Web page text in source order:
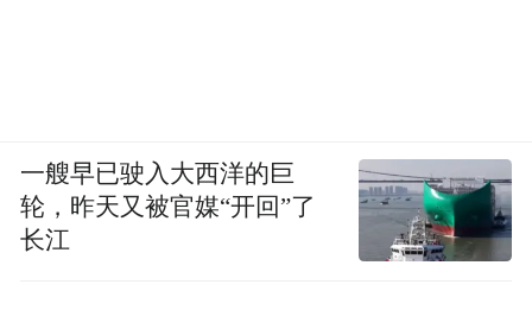
一艘早已驶入大西洋的巨
轮，昨天又被官媒“开回”了
长江